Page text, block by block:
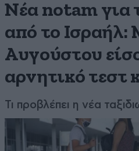
Νέα notam για
από το Ισραήλ:
Αυγούστου
αρνητικό τεστ
Τι προβλέπει η νέα